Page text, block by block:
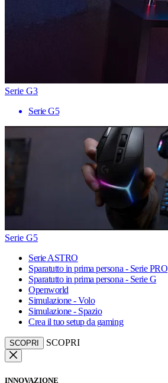
Serie G3
Serie G5
Serie G5
Serie ASTRO
Sparatutto in prima persona - Serie PRO
Sparatutto in prima persona - Serie G
Openworld
Simulazione - Volo
Simulazione - Spazio
Crea il tuo setup da gaming
SCOPRI SCOPRI
INNOVAZIONE